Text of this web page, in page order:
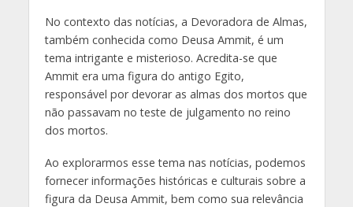
No contexto das notícias, a Devoradora de Almas,
também conhecida como Deusa Ammit, é um
tema intrigante e misterioso. Acredita-se que
Ammit era uma figura do antigo Egito,
responsável por devorar as almas dos mortos que
não passavam no teste de julgamento no reino
dos mortos.
Ao explorarmos esse tema nas notícias, podemos
fornecer informações históricas e culturais sobre a
figura da Deusa Ammit, bem como sua relevância